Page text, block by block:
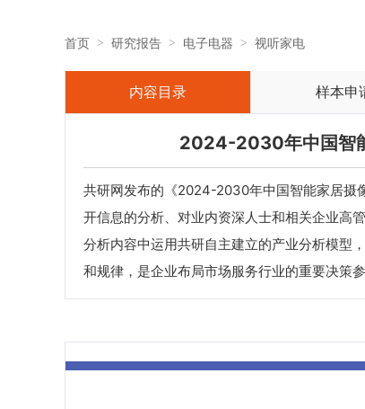
首页 研究报告 电子电器 视听家电
内容目录 样本申
2024-2030年中国智
共研网发布的《2024-2030年中国智能家居摄
开信息的分析、对业内资深人士和相关企业高
分析内容中运用共研自主建立的产业分析模型
和规律，是企业布局市场服务行业的重要决策参